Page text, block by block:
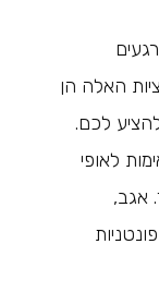
האלה הן
לכם.
לאופי
אגב,